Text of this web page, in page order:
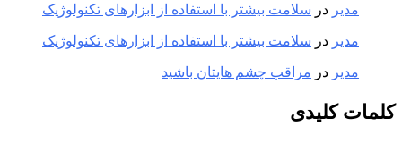
مدیر در سلامت بیشتر با استفاده از ابزارهای تکنولوژیک
مدیر در سلامت بیشتر با استفاده از ابزارهای تکنولوژیک
مدیر در مراقب چشم هایتان باشید
کلمات کلیدی